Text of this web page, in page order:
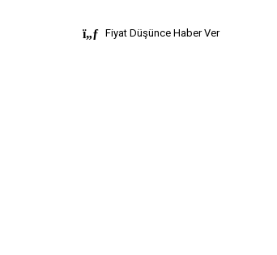
Fiyat Düşünce Haber Ver